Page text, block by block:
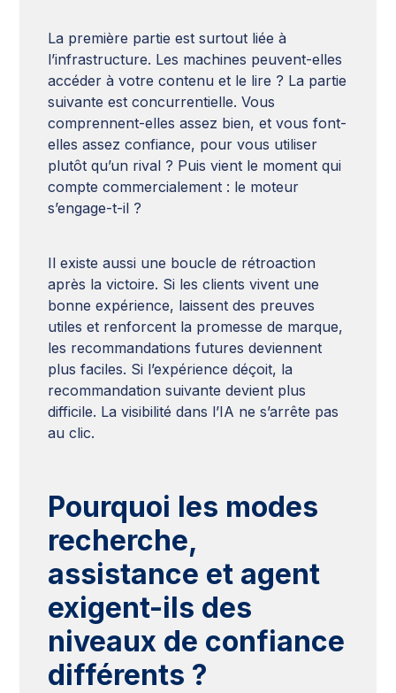
La première partie est surtout liée à
l’infrastructure. Les machines peuvent-elles
accéder à votre contenu et le lire ? La partie
suivante est concurrentielle. Vous
comprennent-elles assez bien, et vous font-
elles assez confiance, pour vous utiliser
plutôt qu’un rival ? Puis vient le moment qui
compte commercialement : le moteur
s’engage-t-il ?
Il existe aussi une boucle de rétroaction
après la victoire. Si les clients vivent une
bonne expérience, laissent des preuves
utiles et renforcent la promesse de marque,
les recommandations futures deviennent
plus faciles. Si l’expérience déçoit, la
recommandation suivante devient plus
difficile. La visibilité dans l’IA ne s’arrête pas
au clic.
Pourquoi les modes
recherche,
assistance et agent
exigent-ils des
niveaux de confiance
différents ?